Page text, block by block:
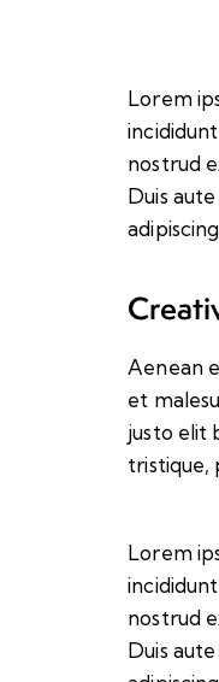
Lorem
nostrud
Duis
Aenean
et
justo elit
tristique,
Lorem
nostrud
Duis